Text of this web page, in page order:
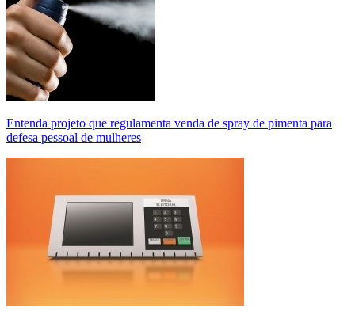
Entenda projeto que regulamenta venda de spray de pimenta para
defesa pessoal de mulheres